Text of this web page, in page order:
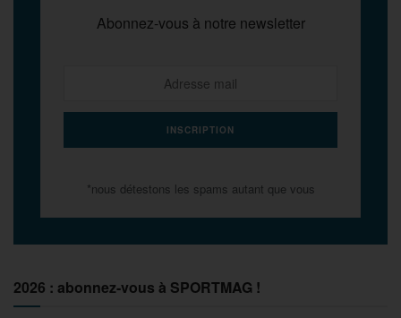
Abonnez-vous à notre newsletter
*nous détestons les spams autant que vous
2026 : abonnez-vous à SPORTMAG !